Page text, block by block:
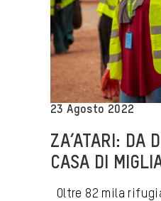
23 Agosto 2022
ZA’ATARI: DA
CASA DI
Oltre 82 mila